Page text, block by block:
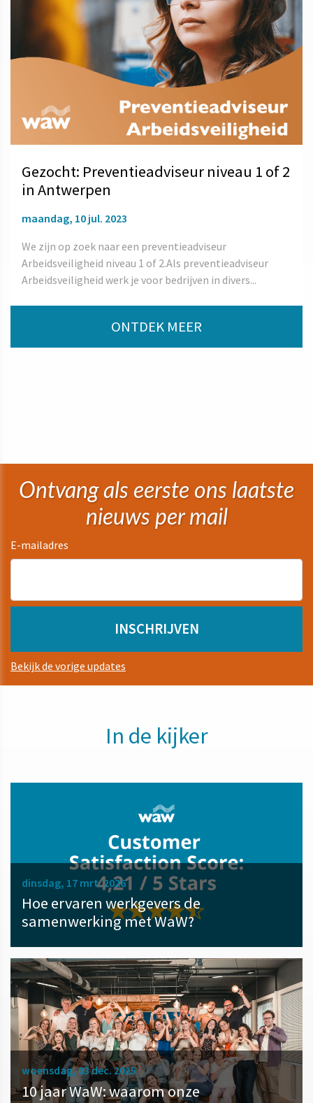
Gezocht: Preventieadviseur niveau 1 of 2
in Antwerpen
maandag, 10 jul. 2023
We zijn op zoek naar een preventieadviseur
Arbeidsveiligheid niveau 1 of 2.Als preventieadviseur
Arbeidsveiligheid werk je voor bedrijven in divers...
ONTDEK MEER
Ontvang als eerste ons laatste
nieuws per mail
E-mailadres
Bekijk de vorige updates
In de kijker
dinsdag, 17 mrt. 2026
Hoe ervaren werkgevers de
samenwerking met WaW?
woensdag, 03 dec. 2025
10 jaar WaW: waarom onze